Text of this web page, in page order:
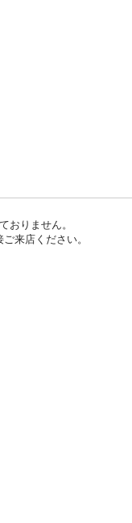
おりません。
来店ください。